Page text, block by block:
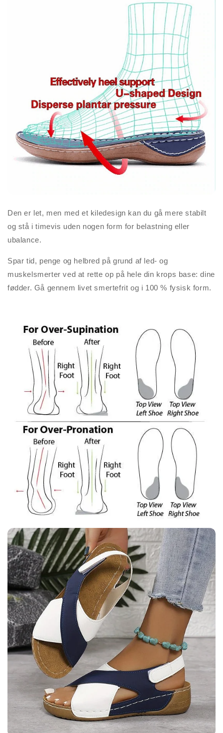
Den er let, men med et kiledesign kan du gå mere stabilt
og stå i timevis uden nogen form for belastning eller
ubalance.
Spar tid, penge og helbred på grund af led- og
muskelsmerter ved at rette op på hele din krops base: dine
fødder. Gå gennem livet smertefrit og i 100 % fysisk form.